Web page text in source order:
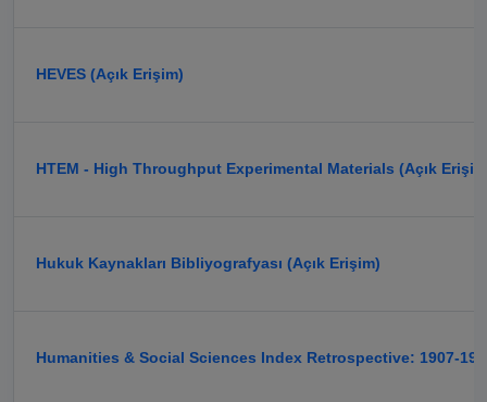
HEVES (Açık Erişim)
HTEM - High Throughput Experimental Materials (Açık
Hukuk Kaynakları Bibliyografyası (Açık Erişim)
Humanities & Social Sciences Index Retrospective: 1907-